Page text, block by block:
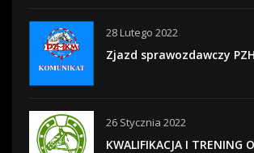
28 Lutego 2022
Zjazd sprawozdawczy
26 Stycznia 2022
KWALIFIKACJA I TRENING